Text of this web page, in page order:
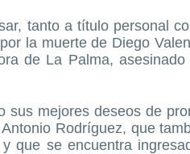
tanto a título personal
la muerte de Diego
de La Palma,
mejores deseos de
Rodríguez, que
que se encuentra